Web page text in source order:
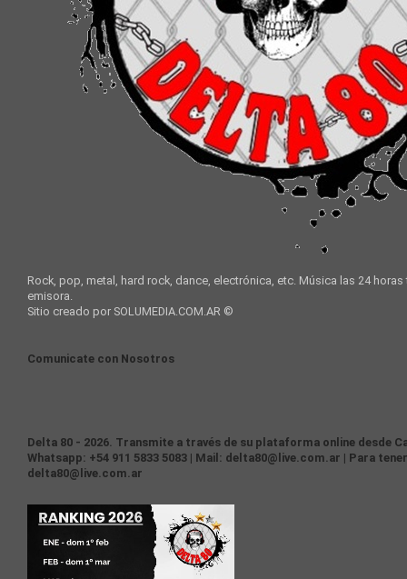
Rock, pop, metal, hard rock, dance, electrónica, etc. Música las 24
emisora.
Sitio creado por SOLUMEDIA.COM.AR ©
Comunicate con Nosotros
Delta 80 - 2026. Transmite a través de su plataforma online desde
Whatsapp: +54 911 5833 5083 | Mail: delta80@live.com.ar | Para
delta80@live.com.ar